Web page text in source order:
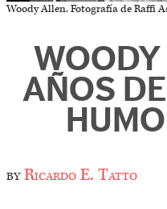
Woody Allen. Fotografía de Raffi
AÑOS
byRicardo E. Tatto